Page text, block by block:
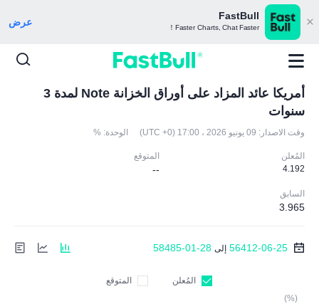
FastBull
Faster Charts, Chat Faster！ عرض
أمريكا عائد المزاد على أوراق الخزانة Note لمدة 3
سنوات
وقت الاصدار: 09 يونيو 2026 ، 17:00 (UTC +0) الوحدة: %
المُعلن
4.192
المتوقع
--
السابق
3.965
56412-06-25 إلى 58485-01-28
المُعلن
المتوقع
(%)